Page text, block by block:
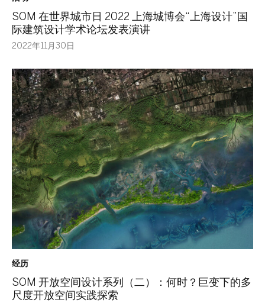
SOM 在世界城市日 2022 上海城博会“上海设计”国
际建筑设计学术论坛发表演讲
2022年11月30日
经历
SOM 开放空间设计系列（二）：何时？巨变下的多
尺度开放空间实践探索